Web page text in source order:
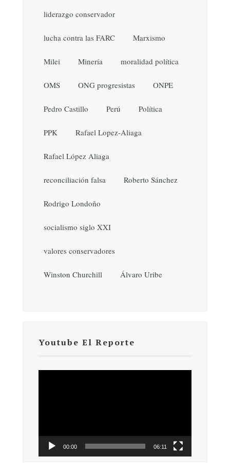
liderazgo conservador
lucha contra las FARC Marxismo
Milei Minería moralidad política
OMS ONG progresistas ONPE
Pedro Castillo Perú Política
PPK Rafael Lopez-Aliaga
Rafael López Aliaga
reconciliación falsa Roberto Sánchez
Rodrigo Londoño
socialismo siglo XXI
valores conservadores
Winston Churchill Álvaro Uribe
Youtube El Reporte
00:00 06:11